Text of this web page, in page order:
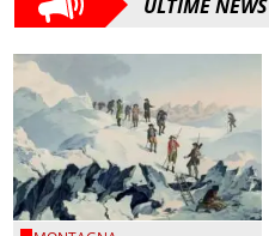
ULTIME NEWS